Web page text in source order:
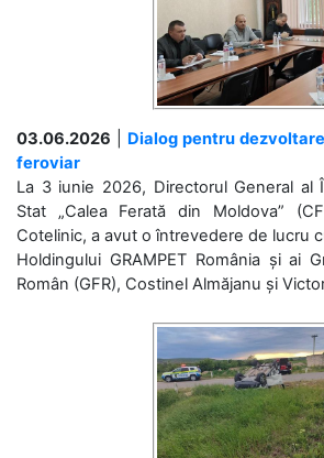
03.06.2026
Dialog pentru
feroviar
La 3 iunie 2026, Directorul General al
Stat „Calea Ferată din Moldova”
Cotelinic, a avut o întrevedere de lucru
Holdingului GRAMPET România și ai
Român (GFR), Costinel Almăjanu și